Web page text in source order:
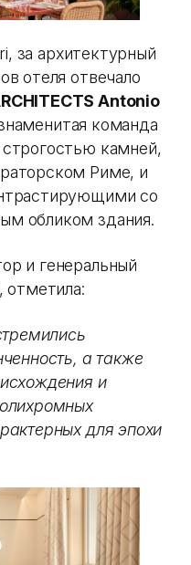
за архитектурный
отеля отвечало
Antonio
команда
камней,
Риме, и
со
обликом здания.
и генеральный
отметила:
а также
и
для эпохи